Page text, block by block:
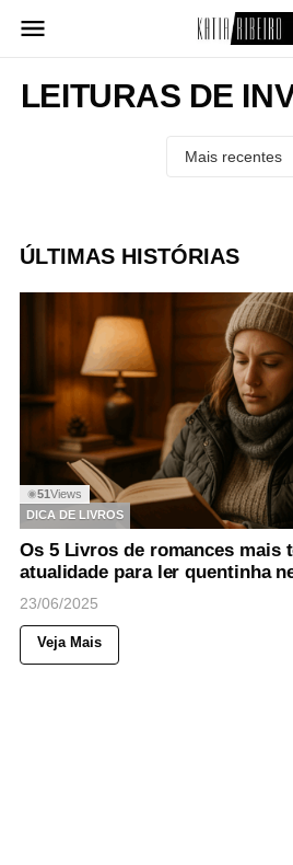
para
conteúdo
LEITURAS DE
ÚLTIMAS HISTÓRIAS
◉51Views
DICA DE LIVROS
Os 5 Livros de romances mais
atualidade para ler quentinha
23/06/2025
Veja Mais